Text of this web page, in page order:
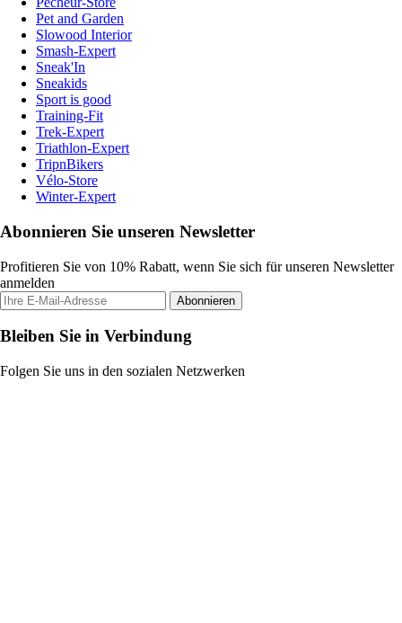
Pet and Garden
Slowood Interior
Smash-Expert
Sneak'In
Sneakids
Sport is good
Training-Fit
Trek-Expert
Triathlon-Expert
TripnBikers
Vélo-Store
Winter-Expert
Abonnieren Sie unseren Newsletter
Profitieren Sie von 10% Rabatt, wenn Sie sich für unseren Newsletter
anmelden
Abonnieren
Bleiben Sie in Verbindung
Folgen Sie uns in den sozialen Netzwerken